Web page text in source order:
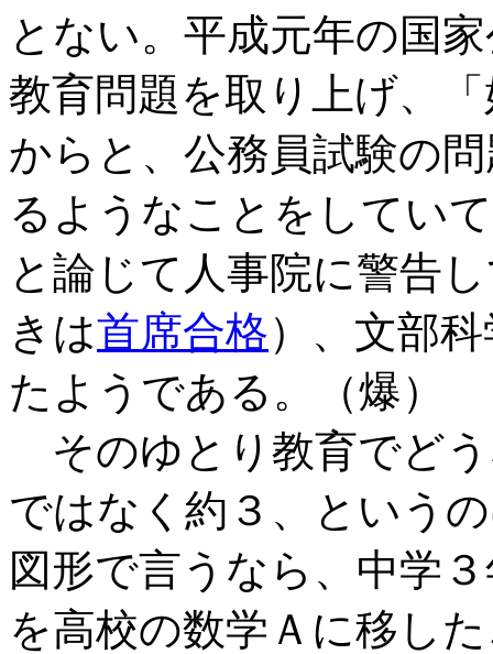
とない。平成元年の国
教育問題を取り上げ、
からと、公務員試験の
るようなことをしてい
と論じて人事院に警告
きは首席合格）、文部
たようである。（爆）
そのゆとり教育でど
ではなく約３、という
図形で言うなら、中学
を高校の数学Ａに移し